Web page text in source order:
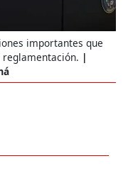
importantes que